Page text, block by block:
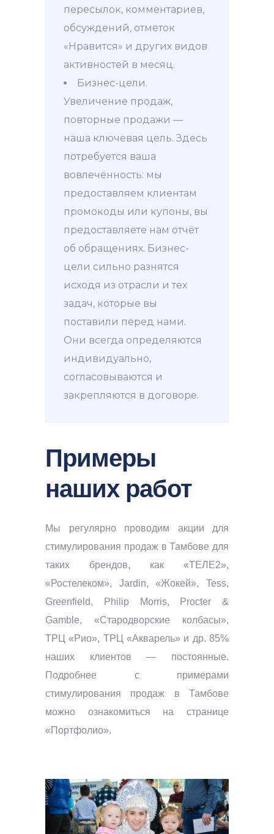
пересылок, комментариев,
обсуждений, отметок
«Нравится» и других видов
активностей в месяц.
Бизнес-цели.
Увеличение продаж,
повторные продажи —
наша ключевая цель. Здесь
потребуется ваша
вовлечённость: мы
предоставляем клиентам
промокоды или купоны, вы
предоставляете нам отчёт
об обращениях. Бизнес-
цели сильно разнятся
исходя из отрасли и тех
задач, которые вы
поставили перед нами.
Они всегда определяются
индивидуально,
согласовываются и
закрепляются в договоре.
Примеры
наших работ
Мы регулярно проводим акции для
стимулирования продаж в Тамбове для
таких брендов, как «ТЕЛЕ2»,
«Ростелеком», Jardin, «Жокей», Tess,
Greenfield, Philip Morris, Procter &
Gamble, «Стародворские колбасы»,
ТРЦ «Рио», ТРЦ «Акварель» и др. 85%
наших клиентов — постоянные.
Подробнее с примерами
стимулирования продаж в Тамбове
можно ознакомиться на странице
«Портфолио».